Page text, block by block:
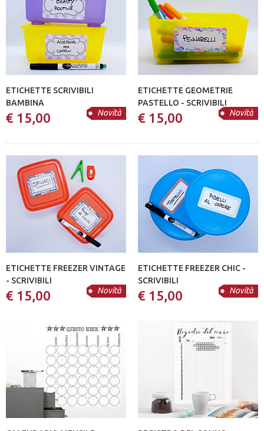
Novità
ETICHETTE SCRIVIBILI
BAMBINA
€ 15,00 Novità
ETICHETTE GEOMETRIE
PASTELLO - SCRIVIBILI
€ 15,00
Novità
ETICHETTE FREEZER VINTAGE
- SCRIVIBILI
€ 15,00 Novità
ETICHETTE FREEZER CHIC -
SCRIVIBILI
€ 15,00